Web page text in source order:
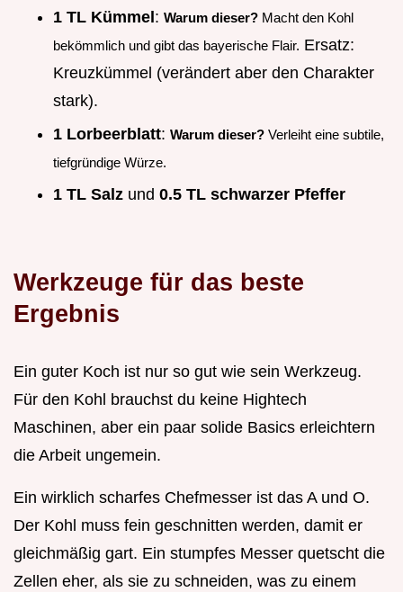
1 TL Kümmel : Warum dieser? Macht den Kohl
bekömmlich und gibt das bayerische Flair. Ersatz:
Kreuzkümmel (verändert aber den Charakter
stark).
1 Lorbeerblatt: Warum dieser? Verleiht eine subtile,
tiefgründige Würze.
1 TL Salz und 0.5 TL schwarzer Pfeffer
Werkzeuge für das beste
Ergebnis
Ein guter Koch ist nur so gut wie sein Werkzeug.
Für den Kohl brauchst du keine Hightech
Maschinen, aber ein paar solide Basics erleichtern
die Arbeit ungemein.
Ein wirklich scharfes Chefmesser ist das A und O.
Der Kohl muss fein geschnitten werden, damit er
gleichmäßig gart. Ein stumpfes Messer quetscht die
Zellen eher, als sie zu schneiden, was zu einem